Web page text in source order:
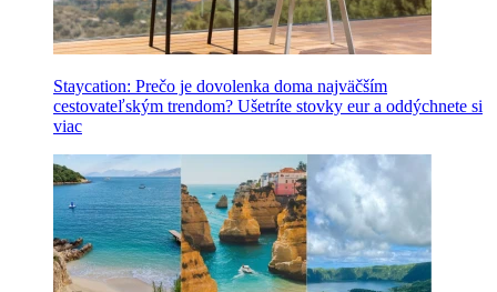
Staycation: Prečo je dovolenka doma najväčším
cestovateľským trendom? Ušetríte stovky eur a oddýchnete si
viac